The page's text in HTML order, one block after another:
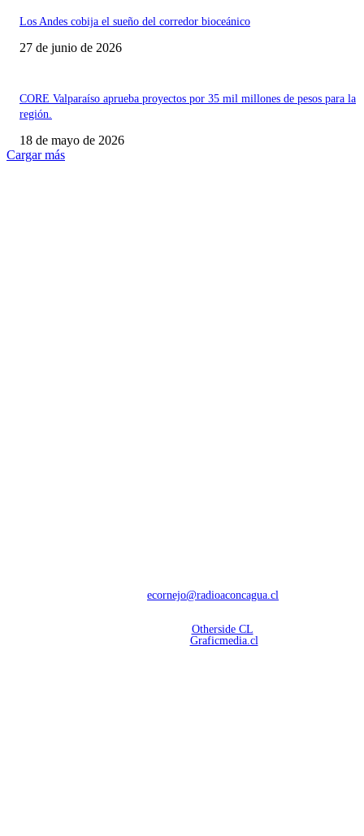
Los Andes cobija el sueño del corredor bioceánico
27 de junio de 2026
CORE Valparaíso aprueba proyectos por 35 mil millones de pesos para la
región.
18 de mayo de 2026
Cargar más
ecornejo@radioaconcagua.cl
Otherside CL
Graficmedia.cl